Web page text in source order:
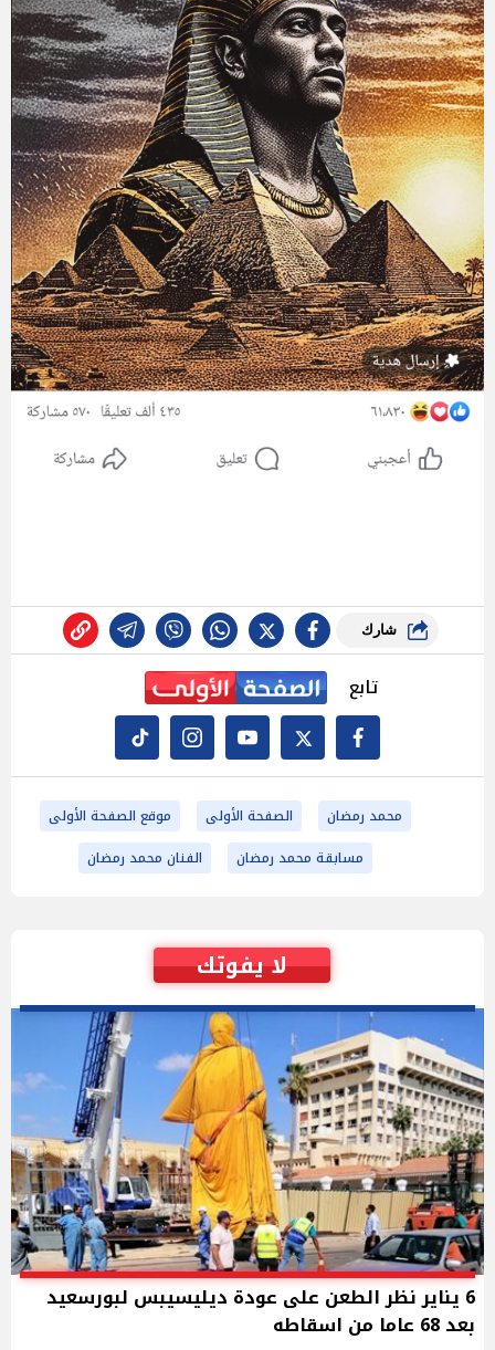
شارك
تابع
محمد رمضان الصفحة الأولى
موقع الصفحة الأولى
مسابقة محمد رمضان
الفنان محمد رمضان
لا يفوتك
6 يناير نظر الطعن على عودة ديليسيبس لبورسعيد
بعد 68 عاما من اسقاطه